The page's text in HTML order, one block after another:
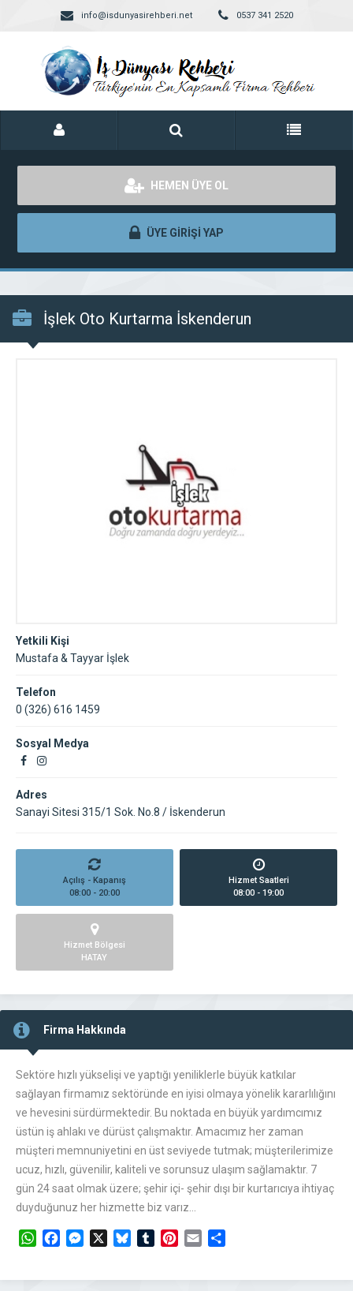
info@isdunyasirehberi.net 0537 341 2520
HEMEN ÜYE OL
ÜYE GİRİŞİ YAP
İşlek Oto Kurtarma İskenderun
Yetkili Kişi
Mustafa & Tayyar İşlek
Telefon
0 (326) 616 1459
Sosyal Medya
Adres
Sanayi Sitesi 315/1 Sok. No.8 / İskenderun
Açılış - Kapanış
08:00 - 20:00
Hizmet Saatleri
08:00 - 19:00
Hizmet Bölgesi
HATAY
Firma Hakkında
Sektöre hızlı yükselişi ve yaptığı yeniliklerle büyük katkılar
sağlayan firmamız sektöründe en iyisi olmaya yönelik kararlılığını
ve hevesini sürdürmektedir. Bu noktada en büyük yardımcımız
üstün iş ahlakı ve dürüst çalışmaktır. Amacımız her zaman
müşteri memnuniyetini en üst seviyede tutmak; müşterilerimize
ucuz, hızlı, güvenilir, kaliteli ve sorunsuz ulaşım sağlamaktır. 7
gün 24 saat olmak üzere; şehir içi- şehir dışı bir kurtarıcıya ihtiyaç
duyduğunuz her hizmette biz varız…
WhatsAppFacebookMessengerBlueskyTumblrPinterest
Email